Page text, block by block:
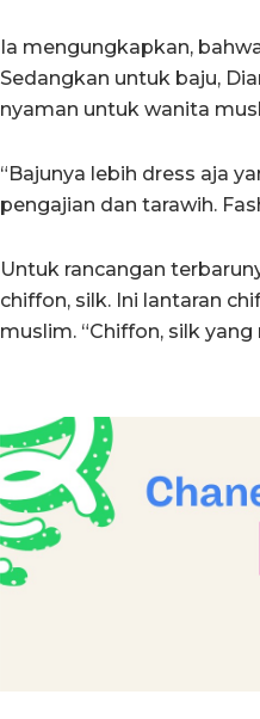
Ia mengungkapkan,
Sedangkan untuk baju,
nyaman untuk wanita
“Bajunya lebih dress aja
pengajian dan tarawih.
Untuk rancangan
chiffon, silk. Ini lantaran
muslim. “Chiffon, silk